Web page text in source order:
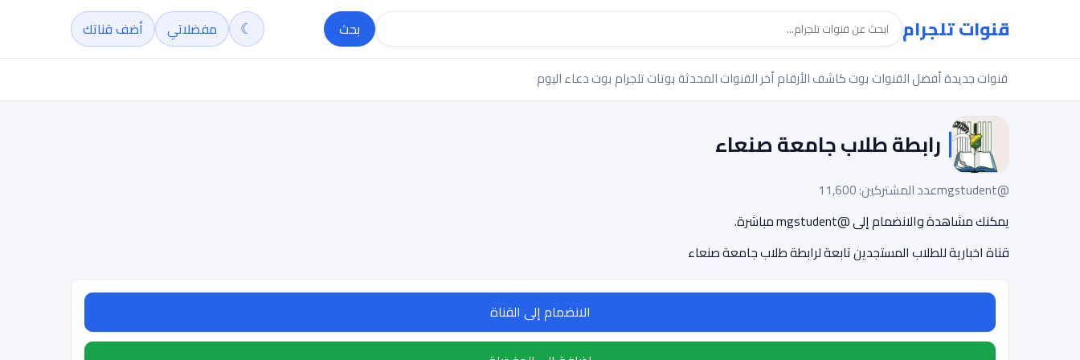
قنوات تلجرام بحث ☾ مفضلاتي أضف قناتك
قنوات جديدةأفضل القنواتبوت كاشف الأرقامأخر القنوات المحدثةبوتات تلجرام بوت دعاء اليوم
رابطة طلاب جامعة صنعاء
@mgstudent
عدد المشتركين: 11,600
يمكنك مشاهدة والانضمام إلى @mgstudent مباشرة.
قناة اخبارية للطلاب المستجدين تابعة لرابطة طلاب جامعة صنعاء
الانضمام إلى القناة